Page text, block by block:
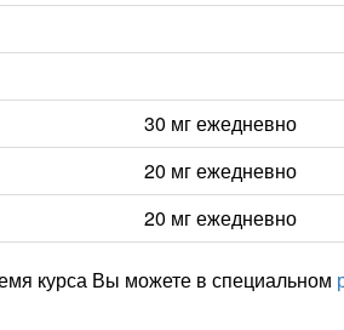
30 мг ежедневно
20 мг ежедневно
20 мг ежедневно
курса Вы можете в специальном